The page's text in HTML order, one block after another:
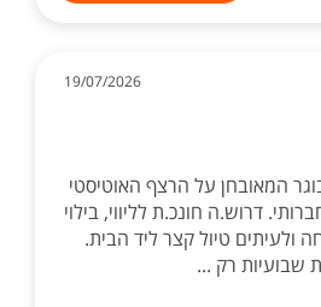
19/07/2026
המאובחן על הרצף האוטיסטי
דרוש.ה חונכ.ת לליווי, בילוי
ולעיתים טיול קצר ליד הבית.